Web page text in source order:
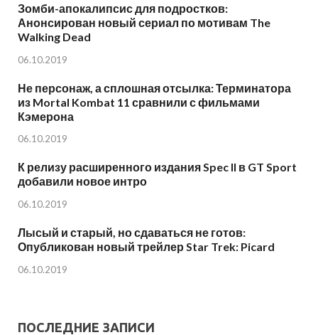
Зомби-апокалипсис для подростков:
Анонсирован новый сериал по мотивам The
Walking Dead
06.10.2019
Не персонаж, а сплошная отсылка: Терминатора
из Mortal Kombat 11 сравнили с фильмами
Кэмерона
06.10.2019
К релизу расширенного издания Spec II в GT Sport
добавили новое интро
06.10.2019
Лысый и старый, но сдаваться не готов:
Опубликован новый трейлер Star Trek: Picard
06.10.2019
ПОСЛЕДНИЕ ЗАПИСИ